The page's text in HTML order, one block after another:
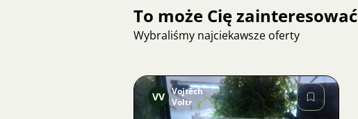
To może Cię zainteresować
Wybraliśmy najciekawsze oferty
VV Vojtěch
Voltr